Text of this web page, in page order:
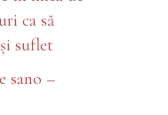
ca să
suflet
sano –